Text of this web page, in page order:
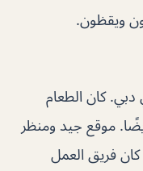
ويقظون.
دبي. كان الطعام
موقع جيد ومنظر
كان فريق العمل